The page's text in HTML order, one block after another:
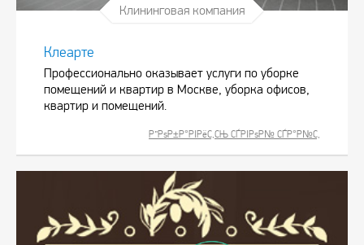
Клининговая компания
Клеарте
Профессионально оказывает услуги по уборке
помещений и квартир в Москве, уборка офисов,
квартир и помещений.
Р”РѕР±Р°РІРёС‚СЊ СЃРІРѕР№ СЃР°Р№С‚